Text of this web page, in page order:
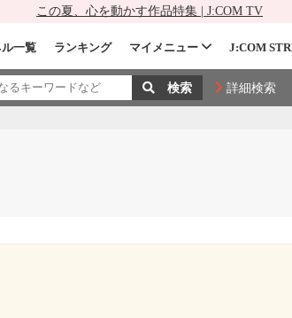
この夏、心を動かす作品特集 | J:COM TV
一覧 ランキング マイメニュー J:COM
詳細検索